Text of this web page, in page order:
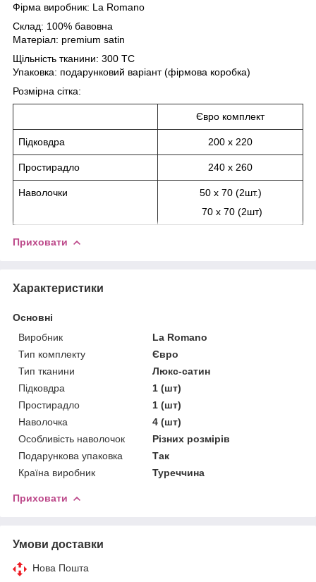
Фірма виробник: La Romano
Склад: 100% бавовна
Матеріал: premium satin
Щільність тканини: 300 TC
Упаковка: подарунковий варіант (фірмова коробка)
Розмірна сітка:
Євро комплект
Підковдра 200 х 220
Простирадло 240 х 260
Наволочки
50 х 70 (2шт.)
70 х 70 (2шт)
Приховати
Характеристики
Основні
Виробник
La Romano
Тип комплекту
Євро
Тип тканини
Люкс-сатин
Підковдра
1 (шт)
Простирадло
1 (шт)
Наволочка
4 (шт)
Особливість наволочок
Різних розмірів
Подарункова упаковка
Так
Країна виробник
Туреччина
Приховати
Умови доставки
Нова Пошта